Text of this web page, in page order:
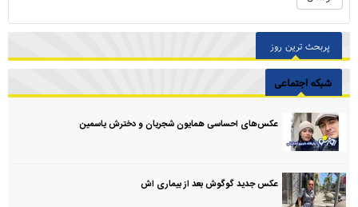
پربحث ترین روز
شبکه اجتماعی
عکس‌های احساسی همایون شجریان و دخترش یاسمین
عکس جدید گوگوش بعد از بیماری اش